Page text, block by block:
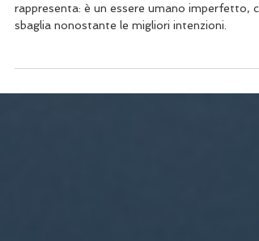
Madre Courage, nel bene e nel male, ci
rappresenta: è un essere umano imperfetto,